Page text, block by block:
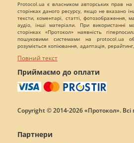
Protocol.ua є власником авторських прав
сторінках даного ресурсу, якщо не вказано
тексти, коментарі, статті, фотозображення,
аудіо, інші матеріали. При використанні
сторінках «Протокол» наявність
пошуковими системами на protocol.ua
розуміється копіювання, адаптація,
Повний текст
Приймаємо до оплати
Copyright © 2014-2026 «Протокол». Всі
Партнери